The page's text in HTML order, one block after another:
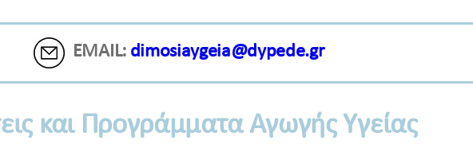
EMAIL: dimosiaygeia@dypede.gr
και Προγράμματα Αγωγής Υγείας